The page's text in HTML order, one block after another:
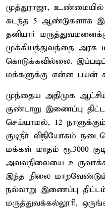
முத்துராஜா,
கடந்த 5 ஆண்டுகளாக
தனியார்
முக்கியத்துவத்தை
கொடுக்கவில்லை.
மக்களுக்கு என்ன பயன்
முந்தைய அதிமுக
குண்டாறு இணைப்பு
செய்யாமல், 12
குடிநீர் விநியோகம்
மக்கள் மாதம் ரூ.3000
அவலநிலையை
இந்த நிலை
நல்லாறு இணைப்பு
மருத்துவக்கல்லூரி,